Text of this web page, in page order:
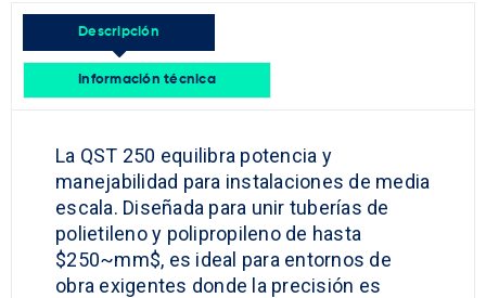
Descripción
Información técnica
La QST 250 equilibra potencia y
manejabilidad para instalaciones de media
escala. Diseñada para unir tuberías de
polietileno y polipropileno de hasta
$250~mm$, es ideal para entornos de
obra exigentes donde la precisión es